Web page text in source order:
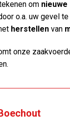
om nieuwe
o.a. uw gevel te
herstellen van
onze